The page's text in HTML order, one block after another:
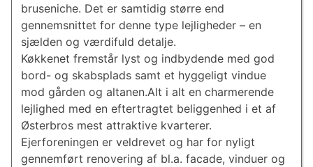
bruseniche. Det er samtidig større end
gennemsnittet for denne type lejligheder – en
sjælden og værdifuld detalje.
Køkkenet fremstår lyst og indbydende med god
bord- og skabsplads samt et hyggeligt vindue
mod gården og altanen.Alt i alt en charmerende
lejlighed med en eftertragtet beliggenhed i et af
Østerbros mest attraktive kvarterer.
Ejerforeningen er veldrevet og har for nyligt
gennemført renovering af bl.a. facade, vinduer og